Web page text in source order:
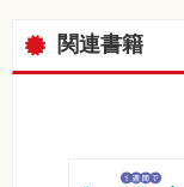
3.6 ファイル
3.7 XMLファ
練習問
4.3 PHPでデ
関連書籍